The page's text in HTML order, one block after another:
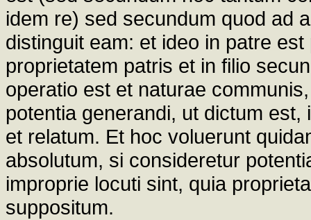
idem re) sed secundum quod ad
distinguit eam: et ideo in patre
proprietatem patris et in filio
operatio est et naturae
potentia generandi, ut dictum
et relatum. Et hoc voluerunt
absolutum, si consideretur
improprie locuti sint, quia
suppositum.